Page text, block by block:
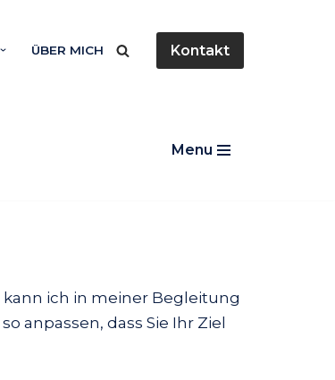
ÜBER MICH Kontakt
Menu
ich in meiner Begleitung
anpassen, dass Sie Ihr Ziel